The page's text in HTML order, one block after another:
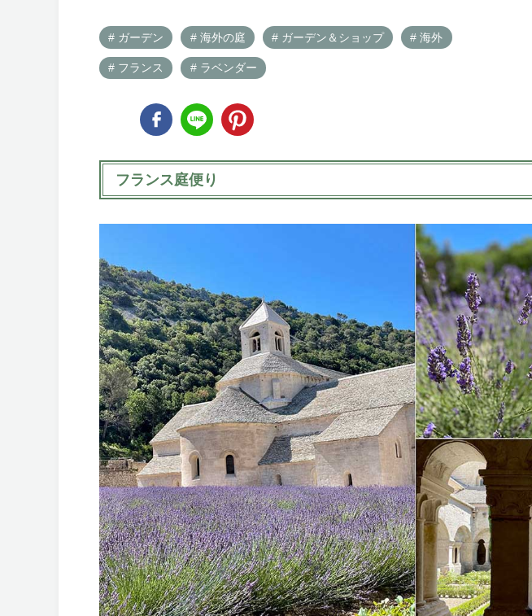
# ガーデン # 海外の庭 # ガーデン＆ショップ # 海外
# フランス # ラベンダー
フランス庭便り